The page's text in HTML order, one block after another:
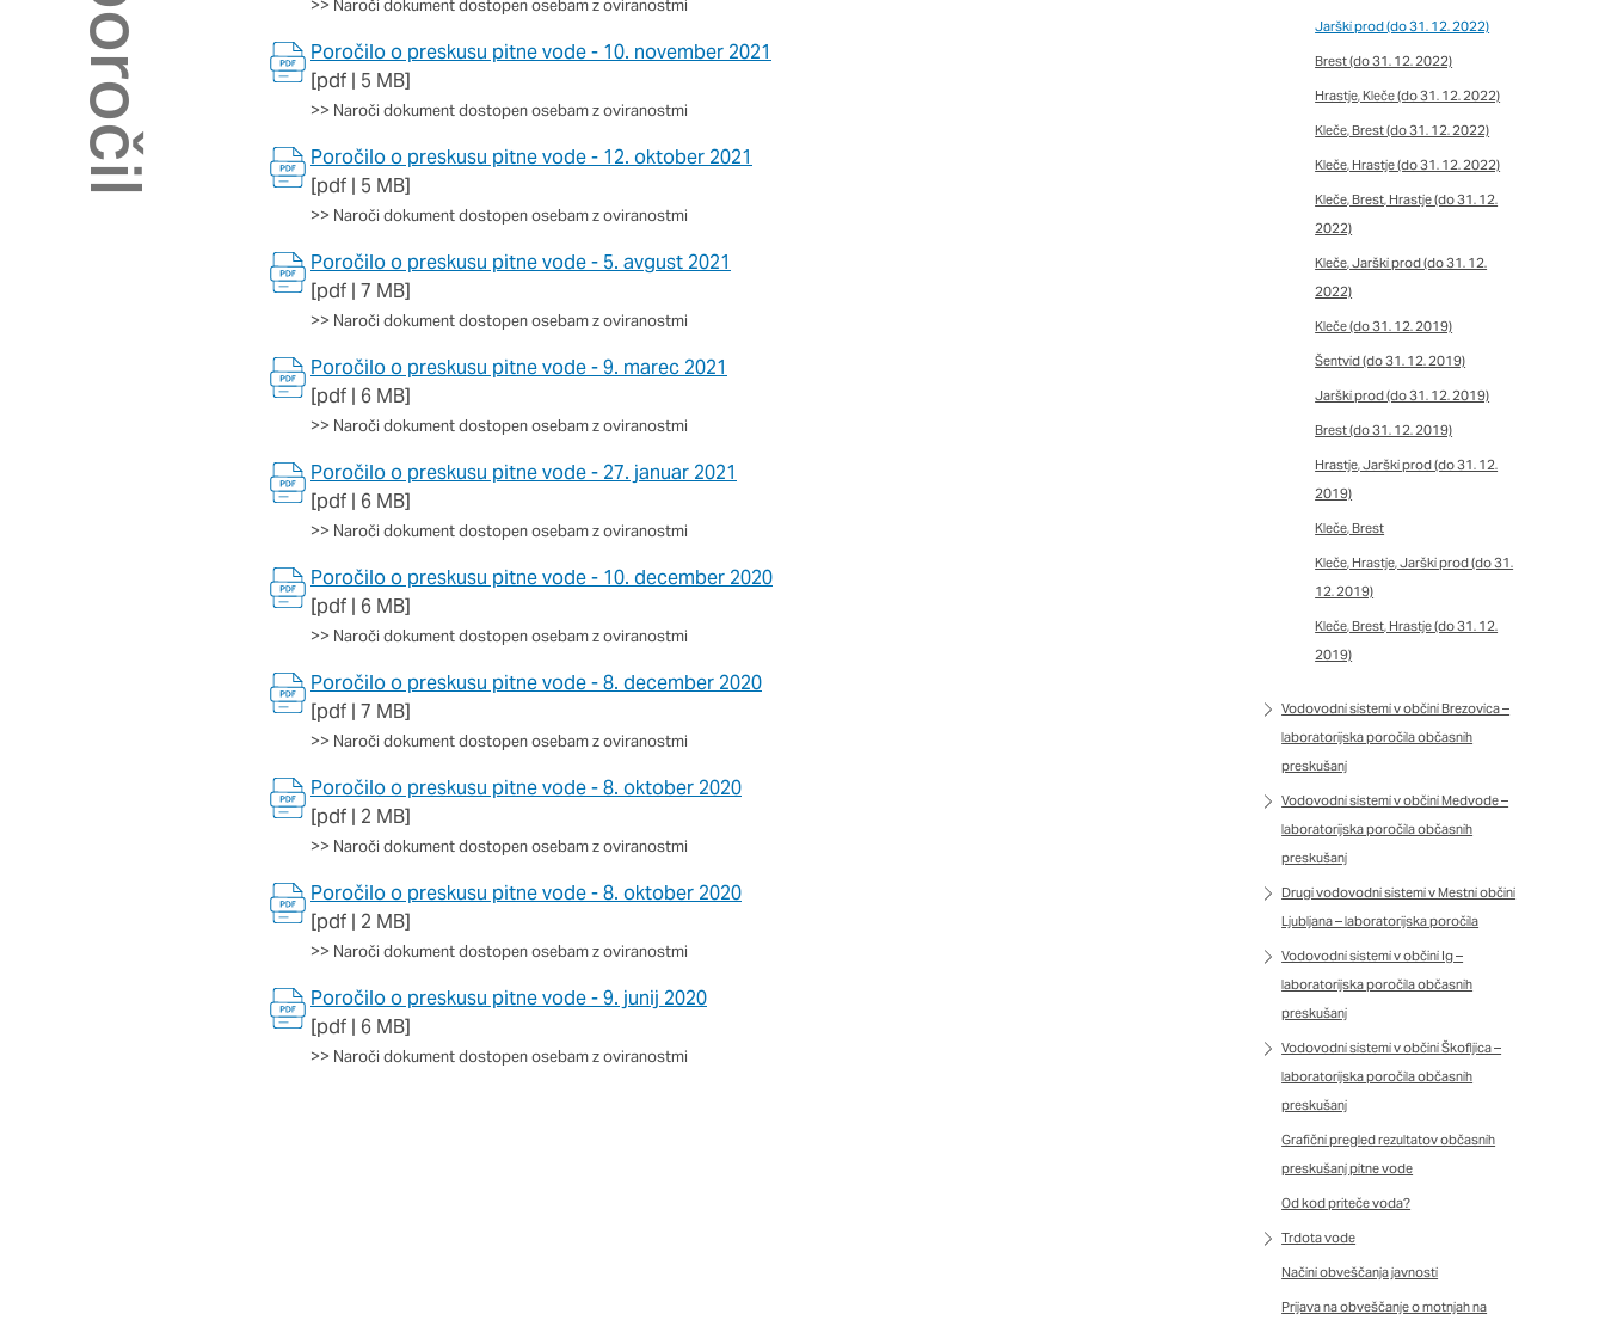
>> Naroči dokument dostopen osebam z oviranostmi
Poročilo o preskusu pitne vode - 10. november 2021
[pdf | 5 MB]
>> Naroči dokument dostopen osebam z oviranostmi
Poročilo o preskusu pitne vode - 12. oktober 2021
[pdf | 5 MB]
>> Naroči dokument dostopen osebam z oviranostmi
Poročilo o preskusu pitne vode - 5. avgust 2021
[pdf | 7 MB]
>> Naroči dokument dostopen osebam z oviranostmi
Poročilo o preskusu pitne vode - 9. marec 2021
[pdf | 6 MB]
>> Naroči dokument dostopen osebam z oviranostmi
Poročilo o preskusu pitne vode - 27. januar 2021
[pdf | 6 MB]
>> Naroči dokument dostopen osebam z oviranostmi
Poročilo o preskusu pitne vode - 10. december 2020
[pdf | 6 MB]
>> Naroči dokument dostopen osebam z oviranostmi
Poročilo o preskusu pitne vode - 8. december 2020
[pdf | 7 MB]
>> Naroči dokument dostopen osebam z oviranostmi
Poročilo o preskusu pitne vode - 8. oktober 2020
[pdf | 2 MB]
>> Naroči dokument dostopen osebam z oviranostmi
Poročilo o preskusu pitne vode - 8. oktober 2020
[pdf | 2 MB]
>> Naroči dokument dostopen osebam z oviranostmi
Poročilo o preskusu pitne vode - 9. junij 2020
[pdf | 6 MB]
>> Naroči dokument dostopen osebam z oviranostmi
Jarški prod (do 31. 12. 2022)
Brest (do 31. 12. 2022)
Hrastje, Kleče (do 31. 12. 2022)
Kleče, Brest (do 31. 12. 2022)
Kleče, Hrastje (do 31. 12. 2022)
Kleče, Brest, Hrastje (do 31. 12.
2022)
Kleče, Jarški prod (do 31. 12.
2022)
Kleče (do 31. 12. 2019)
Šentvid (do 31. 12. 2019)
Jarški prod (do 31. 12. 2019)
Brest (do 31. 12. 2019)
Hrastje, Jarški prod (do 31. 12.
2019)
Kleče, Brest
Kleče, Hrastje, Jarški prod (do 31.
12. 2019)
Kleče, Brest, Hrastje (do 31. 12.
2019)
Vodovodni sistemi v občini Brezovica –
laboratorijska poročila občasnih
preskušanj
Vodovodni sistemi v občini Medvode –
laboratorijska poročila občasnih
preskušanj
Drugi vodovodni sistemi v Mestni občini
Ljubljana – laboratorijska poročila
Vodovodni sistemi v občini Ig –
laboratorijska poročila občasnih
preskušanj
Vodovodni sistemi v občini Škofljica –
laboratorijska poročila občasnih
preskušanj
Grafični pregled rezultatov občasnih
preskušanj pitne vode
Od kod priteče voda?
Trdota vode
Načini obveščanja javnosti
Prijava na obveščanje o motnjah na
Potrdi moje izbire